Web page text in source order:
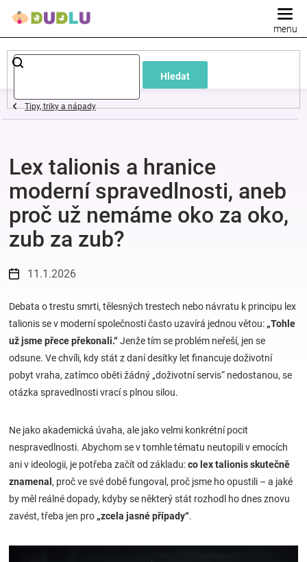
Hledat
Dětské
a
oblečení
Pokojíček
a
kojenecká
výbava
Hračky
a
pro
děti
Těhotenské
Tipy, triky a nápady
Lex talionis a hranice
moderní spravedlnosti, aneb
proč už nemáme oko za oko,
zub za zub?
11.1.2026
Debata o trestu smrti, tělesných trestech nebo návratu k principu lex
talionis se v moderní společnosti často uzavírá jednou větou: „Tohle
už jsme přece překonali.“Jenže tím se problém neřeší, jen se
odsune. Ve chvíli, kdy stát z daní desítky let financuje doživotní
pobyt vraha, zatímco oběti žádný „doživotní servis“ nedostanou, se
otázka spravedlnosti vrací s plnou silou.
Ne jako akademická úvaha, ale jako velmi konkrétní pocit
nespravedlnosti. Abychom se v tomhle tématu neutopili v emocích
ani v ideologii, je potřeba začít od základu:co lex talionis skutečně
znamenal , proč ve své době fungoval, proč jsme ho opustili – a jaké
by měl reálné dopady, kdyby se některý stát rozhodl ho dnes znovu
zavést, třeba jen pro „zcela jasné případy“.